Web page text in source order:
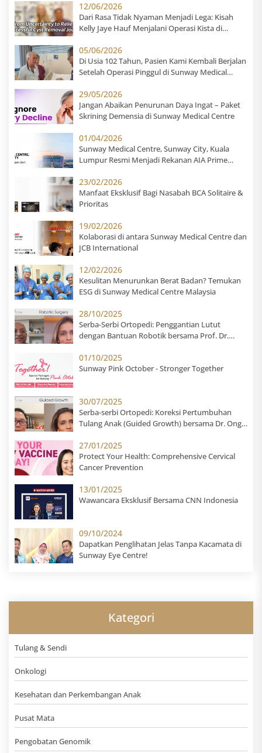
12/06/2026
Dari Rasa Tidak Nyaman Menjadi Lega: Kisah
Kelly Jaye Hauf Menjalani Operasi Kista di
05/06/2026
Di Usia 102 Tahun, Pasien Kami Kembali Berjalan
Setelah Operasi Pinggul di Sunway Medical
29/05/2026
Jangan Abaikan Penurunan Daya Ingat – Paket
Skrining Demensia di Sunway Medical Centre
01/04/2026
Sunway Medical Centre, Sunway City, Kuala
Lumpur Resmi Menjadi Rekanan AIA Prime
23/02/2026
Manfaat Eksklusif Bagi Nasabah BCA Solitaire &
Prioritas
19/02/2026
Kolaborasi di antara Sunway Medical Centre dan
JCB International
12/02/2026
Kesulitan Menurunkan Berat Badan? Temukan
ESG di Sunway Medical Centre Malaysia
28/10/2025
Serba-Serbi Ortopedi: Penggantian Lutut
dengan Bantuan Robotik bersama Prof. Dr.
01/10/2025
Sunway Pink October - Stronger Together
30/07/2025
Serba-serbi Ortopedi: Koreksi Pertumbuhan
Tulang Anak (Guided Growth) bersama Dr. Ong
27/01/2025
Protect Your Health: Comprehensive Cervical
Cancer Prevention
13/01/2025
Wawancara Eksklusif Bersama CNN Indonesia
09/10/2024
Dapatkan Penglihatan Jelas Tanpa Kacamata di
Sunway Eye Centre!
Kategori
Tulang & Sendi
Onkologi
Kesehatan dan Perkembangan Anak
Pusat Mata
Pengobatan Genomik